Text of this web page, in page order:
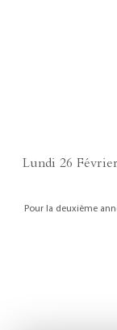
Lundi 26 Février
Pour la deuxième